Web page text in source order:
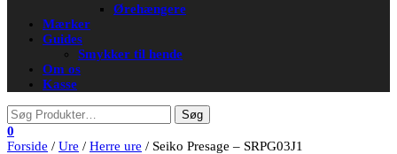
Ørehængere
Mærker
Guides
Smykker til hende
Om os
Kasse
0
Forside / Ure / Herre ure / Seiko Presage – SRPG03J1